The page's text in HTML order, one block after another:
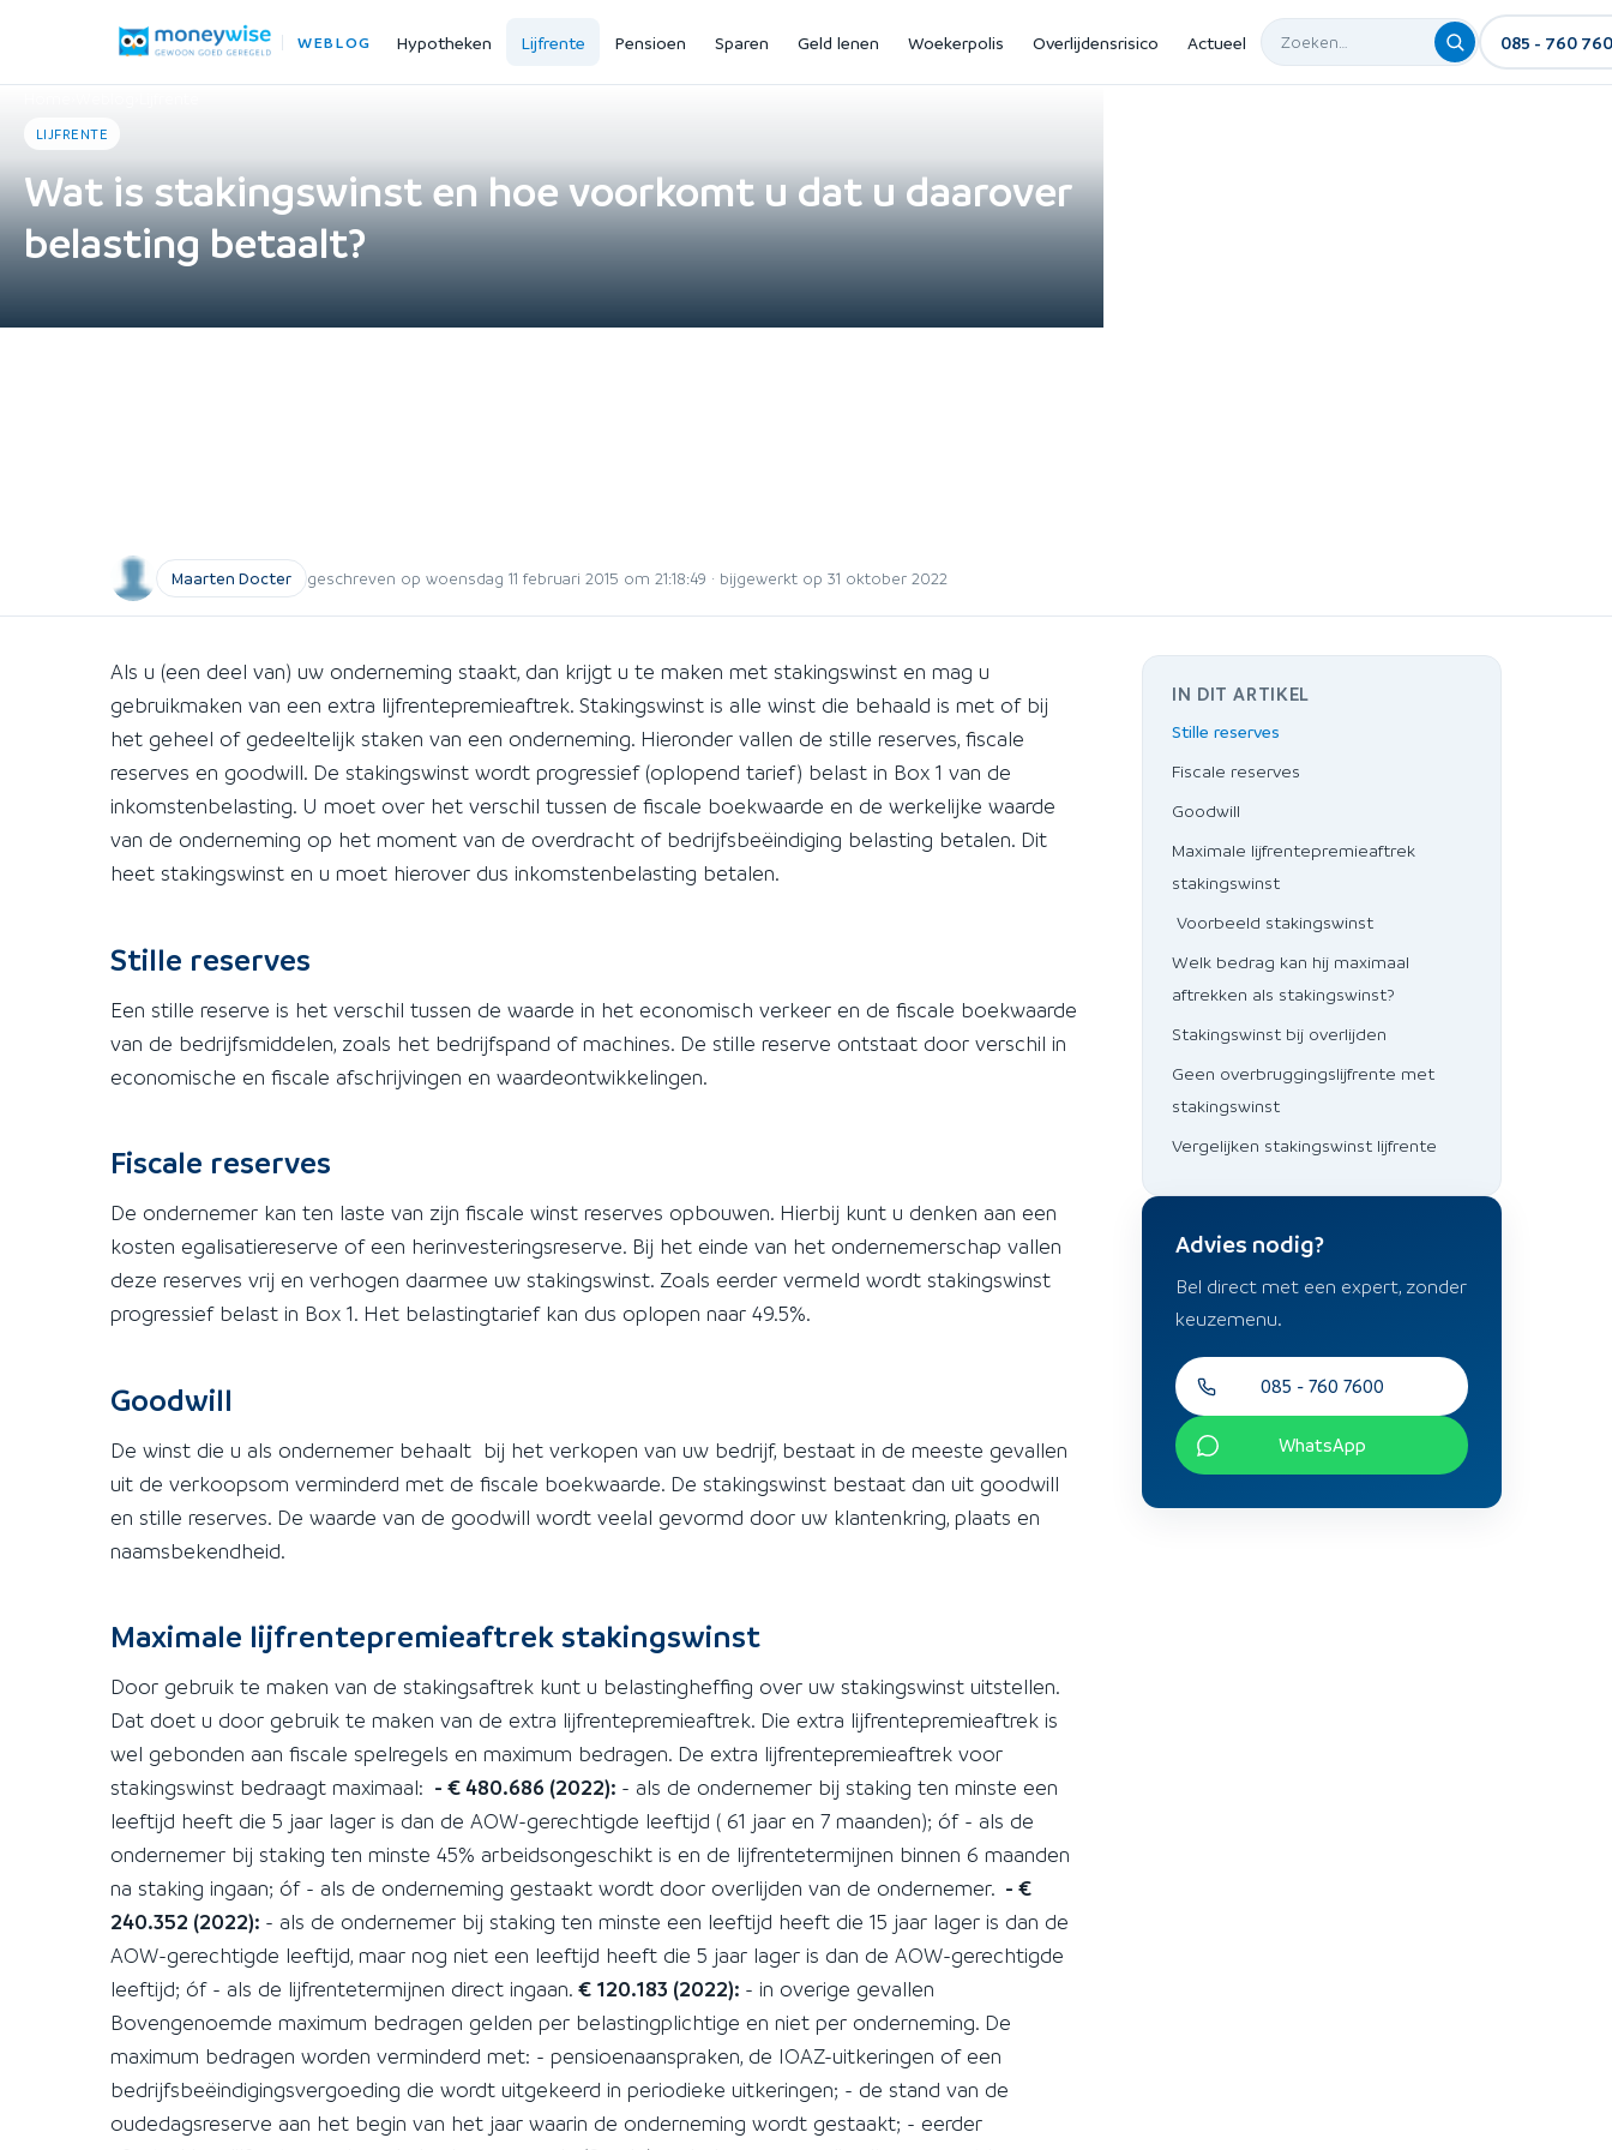
WEBLOG Hypotheken Lijfrente Pensioen Sparen Geld lenen Woekerpolis Overlijdensrisico Actueel 085 - 760
LIJFRENTE
Wat is stakingswinst en hoe voorkomt u dat u daarover
belasting betaalt?
Maarten Docter geschreven op woensdag 11 februari 2015 om 21:18:49 · bijgewerkt op 31 oktober 2022
Als u (een deel van) uw onderneming staakt, dan krijgt u te maken met stakingswinst en mag u
gebruikmaken van een extra lijfrentepremieaftrek. Stakingswinst is alle winst die behaald is met of bij
het geheel of gedeeltelijk staken van een onderneming. Hieronder vallen de stille reserves, fiscale
reserves en goodwill. De stakingswinst wordt progressief (oplopend tarief) belast in Box 1 van de
inkomstenbelasting. U moet over het verschil tussen de fiscale boekwaarde en de werkelijke waarde
van de onderneming op het moment van de overdracht of bedrijfsbeëindiging belasting betalen. Dit
heet stakingswinst en u moet hierover dus inkomstenbelasting betalen.
Stille reserves
Een stille reserve is het verschil tussen de waarde in het economisch verkeer en de fiscale boekwaarde
van de bedrijfsmiddelen, zoals het bedrijfspand of machines. De stille reserve ontstaat door verschil in
economische en fiscale afschrijvingen en waardeontwikkelingen.
Fiscale reserves
De ondernemer kan ten laste van zijn fiscale winst reserves opbouwen. Hierbij kunt u denken aan een
kosten egalisatiereserve of een herinvesteringsreserve. Bij het einde van het ondernemerschap vallen
deze reserves vrij en verhogen daarmee uw stakingswinst. Zoals eerder vermeld wordt stakingswinst
progressief belast in Box 1. Het belastingtarief kan dus oplopen naar 49.5%.
Goodwill
De winst die u als ondernemer behaalt bij het verkopen van uw bedrijf, bestaat in de meeste gevallen
uit de verkoopsom verminderd met de fiscale boekwaarde. De stakingswinst bestaat dan uit goodwill
en stille reserves. De waarde van de goodwill wordt veelal gevormd door uw klantenkring, plaats en
naamsbekendheid.
Maximale lijfrentepremieaftrek stakingswinst
Door gebruik te maken van de stakingsaftrek kunt u belastingheffing over uw stakingswinst uitstellen.
Dat doet u door gebruik te maken van de extra lijfrentepremieaftrek. Die extra lijfrentepremieaftrek is
wel gebonden aan fiscale spelregels en maximum bedragen. De extra lijfrentepremieaftrek voor
stakingswinst bedraagt maximaal: - € 480.686 (2022): - als de ondernemer bij staking ten minste een
leeftijd heeft die 5 jaar lager is dan de AOW-gerechtigde leeftijd ( 61 jaar en 7 maanden); óf - als de
ondernemer bij staking ten minste 45% arbeidsongeschikt is en de lijfrentetermijnen binnen 6 maanden
na staking ingaan; óf - als de onderneming gestaakt wordt door overlijden van de ondernemer. - €
240.352 (2022): - als de ondernemer bij staking ten minste een leeftijd heeft die 15 jaar lager is dan de
AOW-gerechtigde leeftijd, maar nog niet een leeftijd heeft die 5 jaar lager is dan de AOW-gerechtigde
leeftijd; óf - als de lijfrentetermijnen direct ingaan. € 120.183 (2022): - in overige gevallen
Bovengenoemde maximum bedragen gelden per belastingplichtige en niet per onderneming. De
maximum bedragen worden verminderd met: - pensioenaanspraken, de IOAZ-uitkeringen of een
bedrijfsbeëindigingsvergoeding die wordt uitgekeerd in periodieke uitkeringen; - de stand van de
oudedagsreserve aan het begin van het jaar waarin de onderneming wordt gestaakt; - eerder
IN DIT ARTIKEL
Stille reserves
Fiscale reserves
Goodwill
Maximale lijfrentepremieaftrek
stakingswinst
Voorbeeld stakingswinst
Welk bedrag kan hij maximaal
aftrekken als stakingswinst?
Stakingswinst bij overlijden
Geen overbruggingslijfrente met
stakingswinst
Vergelijken stakingswinst lijfrente
Advies nodig?
Bel direct met een expert, zonder
keuzemenu.
085 - 760 7600
WhatsApp